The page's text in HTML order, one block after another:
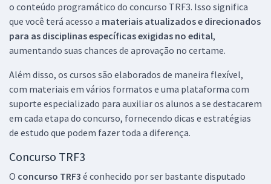
o conteúdo programático do concurso TRF3. Isso significa
que você terá acesso a materiais atualizados e direcionados
para as disciplinas específicas exigidas no edital,
aumentando suas chances de aprovação no certame.
Além disso, os cursos são elaborados de maneira flexível,
com materiais em vários formatos e uma plataforma com
suporte especializado para auxiliar os alunos a se destacarem
em cada etapa do concurso, fornecendo dicas e estratégias
de estudo que podem fazer toda a diferença.
Concurso TRF3
O concurso TRF3 é conhecido por ser bastante disputado